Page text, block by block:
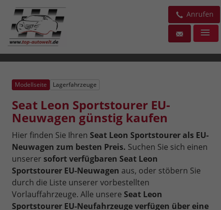
Anrufen
Modellseite Lagerfahrzeuge
Seat Leon Sportstourer EU-
Neuwagen günstig kaufen
Hier finden Sie Ihren Seat Leon Sportstourer als EU-
Neuwagen zum besten Preis. Suchen Sie sich einen
unserer sofort verfügbaren Seat Leon
Sportstourer EU-Neuwagen aus, oder stöbern Sie
durch die Liste unserer vorbestellten
Vorlauffahrzeuge. Alle unsere Seat Leon
Sportstourer EU-Neufahrzeuge verfügen über eine